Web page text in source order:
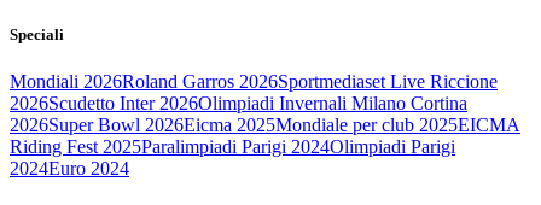
Speciali
Mondiali 2026Roland Garros 2026Sportmediaset Live Riccione
2026Scudetto Inter 2026Olimpiadi Invernali Milano Cortina
2026Super Bowl 2026Eicma 2025Mondiale per club 2025EICMA
Riding Fest 2025Paralimpiadi Parigi 2024Olimpiadi Parigi
2024Euro 2024